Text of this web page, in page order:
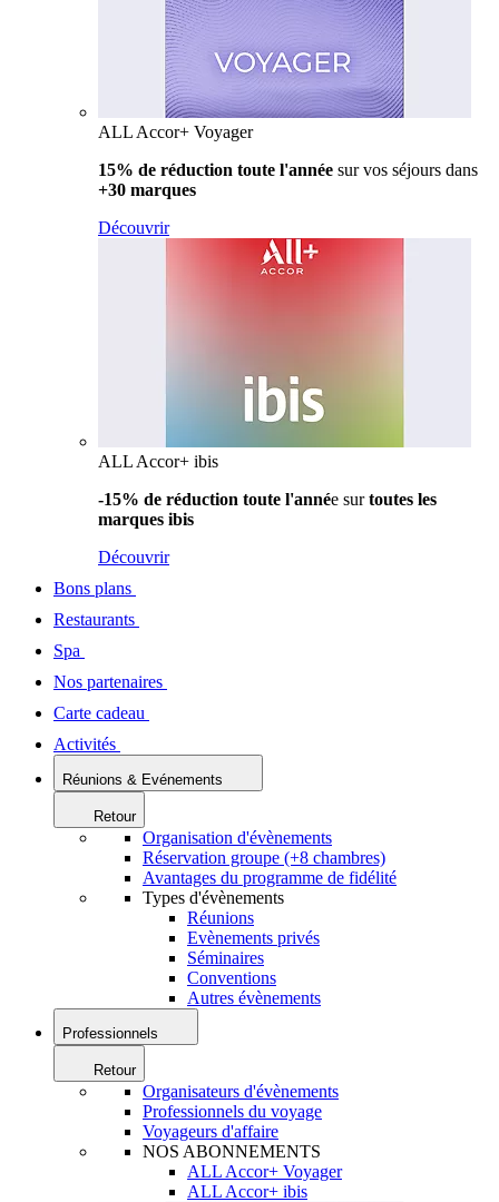
ALL Accor+ Voyager
15% de réduction toute l'année sur vos séjours dans
+30 marques
Découvrir
ALL Accor+ ibis
-15% de réduction toute l'année surtoutes les
marques ibis
Découvrir
Bons plans
Restaurants
Spa
Nos partenaires
Carte cadeau
Activités
Réunions & Evénements
Retour
Organisation d'évènements
Réservation groupe (+8 chambres)
Avantages du programme de fidélité
Types d'évènements
Réunions
Evènements privés
Séminaires
Conventions
Autres évènements
Professionnels
Retour
Organisateurs d'évènements
Professionnels du voyage
Voyageurs d'affaire
NOS ABONNEMENTS
ALL Accor+ Voyager
ALL Accor+ ibis